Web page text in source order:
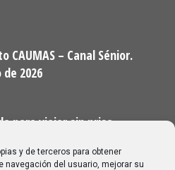
y de terceros para obtener
navegación del usuario, mejorar su
CAUMAS – Canal Sénior.
2026
para viajar sin prisa